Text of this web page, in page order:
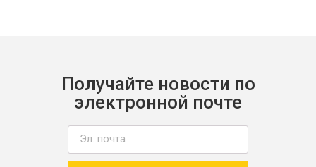
Получайте новости по
электронной почте